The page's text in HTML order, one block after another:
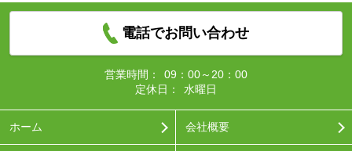
電話でお問い合わせ
営業時間：
09：00～20：00
定休日：
水曜日
ホーム 会社概要